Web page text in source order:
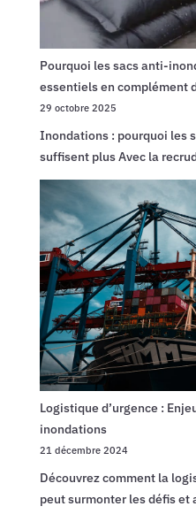
Pourquoi les sacs anti-
essentiels en complément
29 octobre 2025
Inondations : pourquoi les
suffisent plus Avec la
Logistique d’urgence :
inondations
21 décembre 2024
Découvrez comment la
peut surmonter les défis et